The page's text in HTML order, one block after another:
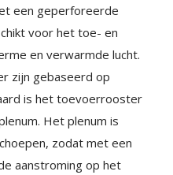
een geperforeerde
voor het toe- en
en verwarmde lucht.
zijn gebaseerd op
is het toevoerrooster
Het plenum is
zodat met een
aanstroming op het